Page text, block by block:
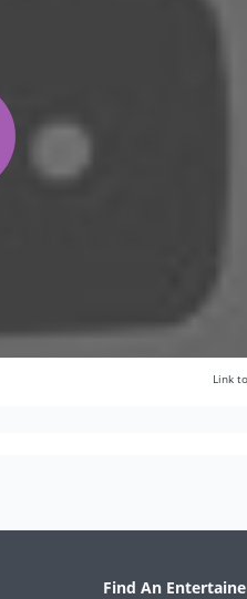
Link
Find An